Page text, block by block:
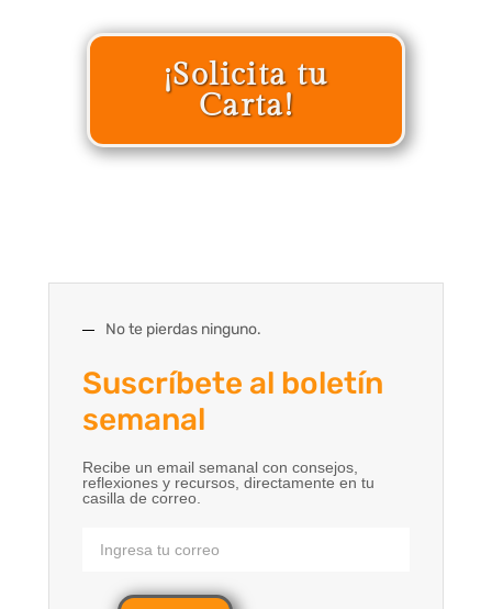
¡Solicita tu
Carta!
No te pierdas ninguno.
Suscríbete al boletín
semanal
Recibe un email semanal con consejos,
reflexiones y recursos, directamente en tu
casilla de correo.